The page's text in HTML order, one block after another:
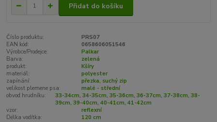
Přidat do košíku
Číslo produktu:
PRS07
EAN kód:
0658606051546
Výrobce/Prodejce:
Palkar
Barva:
zelená
produkt:
Kšíry
materiál:
polyester
zapínání:
přezka, suchý zip
velikost plemene psa:
malé - střední
obvod hrudníku:
33-34cm, 34-35cm, 35-36cm, 36-37cm, 37-38cm, 38-
39cm, 39-40cm, 40-41cm, 41-42cm
vzor:
reflexní
Délka vodítka:
120 cm